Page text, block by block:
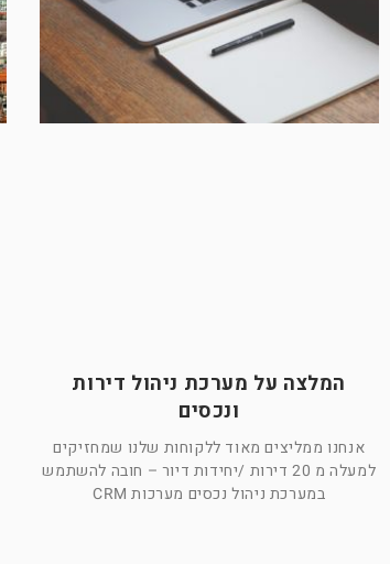
המלצה על מערכת ניהול דירות
ונכסים
אנחנו ממליצים מאוד ללקוחות שלנו שמחזיקים
למעלה מ 20 דירות /יחידות דיור – חובה להשתמש
במערכת ניהול נכסים מערכות CRM